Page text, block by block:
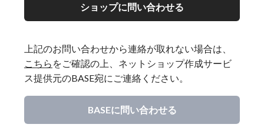
ショップに問い合わせる
上記のお問い合わせから連絡が取れない場合は、
こちら をご確認の上、ネットショップ作成サービ
ス提供元のBASE宛にご連絡ください。
BASEに問い合わせる